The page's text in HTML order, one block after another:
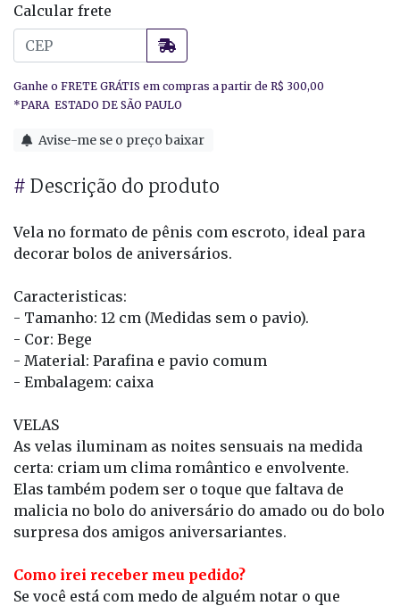
Calcular frete
Avise-me se o preço baixar
# Descrição do produto
Vela no formato de pênis com escroto, ideal para
decorar bolos de aniversários.
Caracteristicas:
- Tamanho: 12 cm (Medidas sem o pavio).
- Cor: Bege
- Material: Parafina e pavio comum
- Embalagem: caixa
VELAS
As velas iluminam as noites sensuais na medida
certa: criam um clima romântico e envolvente.
Elas também podem ser o toque que faltava de
malicia no bolo do aniversário do amado ou do bolo
surpresa dos amigos aniversariantes.
Como irei receber meu pedido?
Se você está com medo de alguém notar o que